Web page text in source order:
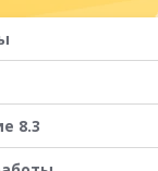
8.3